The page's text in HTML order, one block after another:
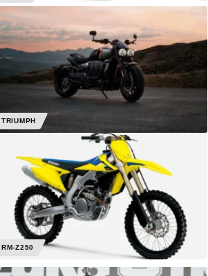
TRIUMPH
RM-Z250